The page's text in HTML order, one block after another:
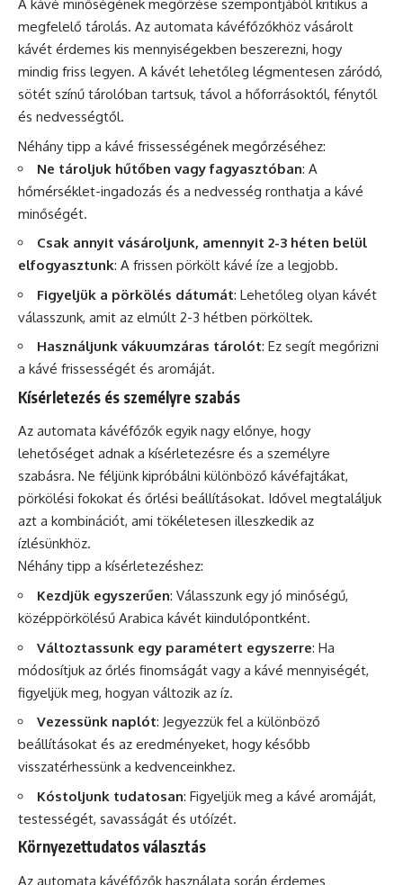
A kávé minőségének megőrzése szempontjából kritikus a
megfelelő tárolás. Az automata kávéfőzőkhöz vásárolt
kávét érdemes kis mennyiségekben beszerezni, hogy
mindig friss legyen. A kávét lehetőleg légmentesen záródó,
sötét színű tárolóban tartsuk, távol a hőforrásoktól, fénytől
és nedvességtől.
Néhány tipp a kávé frissességének megőrzéséhez:
Ne tároljuk hűtőben vagy fagyasztóban: A
hőmérséklet-ingadozás és a nedvesség ronthatja a kávé
minőségét.
Csak annyit vásároljunk, amennyit 2-3 héten belül
elfogyasztunk: A frissen pörkölt kávé íze a legjobb.
Figyeljük a pörkölés dátumát: Lehetőleg olyan kávét
válasszunk, amit az elmúlt 2-3 hétben pörköltek.
Használjunk vákuumzáras tárolót: Ez segít megőrizni
a kávé frissességét és aromáját.
Kísérletezés és személyre szabás
Az automata kávéfőzők egyik nagy előnye, hogy
lehetőséget adnak a kísérletezésre és a személyre
szabásra. Ne féljünk kipróbálni különböző kávéfajtákat,
pörkölési fokokat és őrlési beállításokat. Idővel megtaláljuk
azt a kombinációt, ami tökéletesen illeszkedik az
ízlésünkhöz.
Néhány tipp a kísérletezéshez:
Kezdjük egyszerűen: Válasszunk egy jó minőségű,
középpörkölésű Arabica kávét kiindulópontként.
Változtassunk egy paramétert egyszerre: Ha
módosítjuk az őrlés finomságát vagy a kávé mennyiségét,
figyeljük meg, hogyan változik az íz.
Vezessünk naplót: Jegyezzük fel a különböző
beállításokat és az eredményeket, hogy később
visszatérhessünk a kedvenceinkhez.
Kóstoljunk tudatosan: Figyeljük meg a kávé aromáját,
testességét, savasságát és utóízét.
Környezettudatos választás
Az automata kávéfőzők használata során érdemes